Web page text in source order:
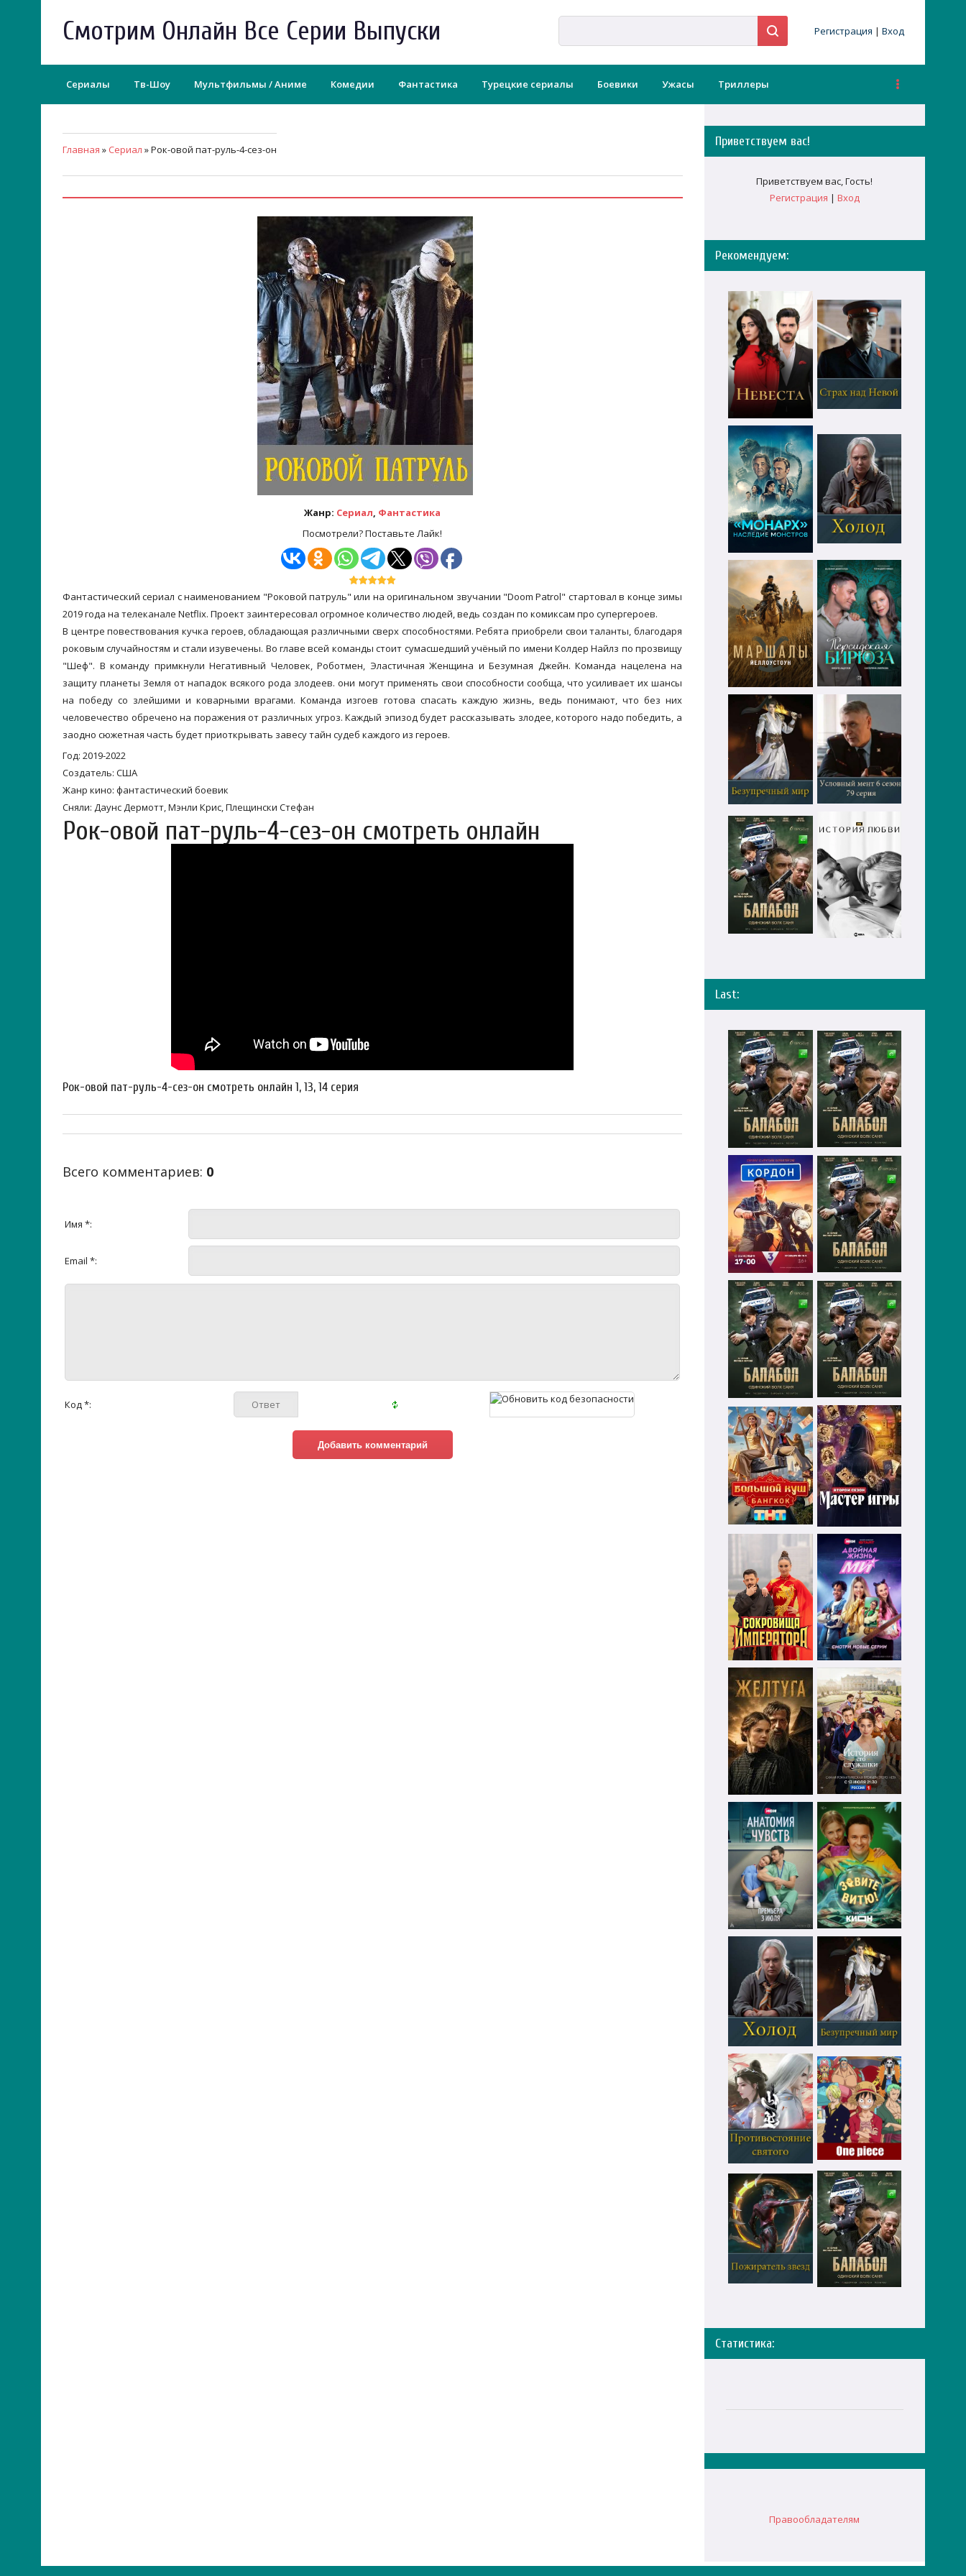
Смотрим Онлайн Все Серии Выпуски Регистрация | Вход
Сериалы Тв-Шоу Мультфильмы / Аниме Комедии Фантастика Турецкие сериалы Боевики Ужасы Триллеры
Главная » Сериал » Рок-овой пат-руль-4-сез-он
Жанр: Сериал, Фантастика
Посмотрели? Поставьте Лайк!
Фантастический сериал с наименованием "Роковой патруль" или на оригинальном звучании "Doom Patrol" стартовал в конце зимы
2019 года на телеканале Netflix. Проект заинтересовал огромное количество людей, ведь создан по комиксам про супергероев.
В центре повествования кучка героев, обладающая различными сверх способностями. Ребята приобрели свои таланты, благодаря
роковым случайностям и стали изувечены. Во главе всей команды стоит сумасшедший учёный по имени Колдер Найлз по прозвищу
"Шеф". В команду примкнули Негативный Человек, Роботмен, Эластичная Женщина и Безумная Джейн. Команда нацелена на
защиту планеты Земля от нападок всякого рода злодеев. они могут применять свои способности сообща, что усиливает их шансы
на победу со злейшими и коварными врагами. Команда изгоев готова спасать каждую жизнь, ведь понимают, что без них
человечество обречено на поражения от различных угроз. Каждый эпизод будет рассказывать злодее, которого надо победить, а
заодно сюжетная часть будет приоткрывать завесу тайн судеб каждого из героев.
Год: 2019-2022
Создатель: США
Жанр кино: фантастический боевик
Сняли: Даунс Дермотт, Мэнли Крис, Плещински Стефан
Рок-овой пат-руль-4-сез-он смотреть онлайн
Рок-овой пат-руль-4-сез-он смотреть онлайн 1, 13, 14 серия
Всего комментариев: 0
Имя *:
Email *:
Код *:
Приветствуем вас!
Приветствуем вас,Гость!
Регистрация | Вход
Рекомендуем:
Last:
Статистика:
Правообладателям